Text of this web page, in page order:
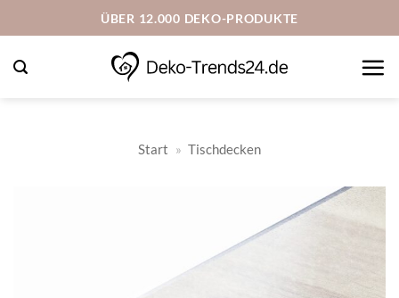
Inhalt
springen
ÜBER 12.000 DEKO-PRODUKTE
Start » Tischdecken